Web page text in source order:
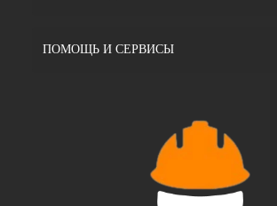
ПОМОЩЬ И СЕРВИСЫ